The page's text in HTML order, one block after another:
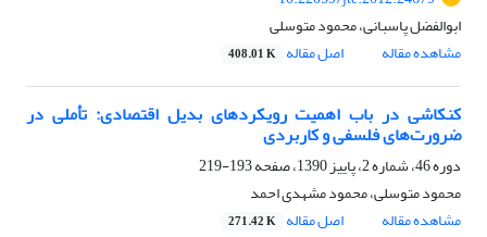
ابوالفضل پاسبانی، محمود متوسلی
مشاهده مقاله
اصل مقاله 408.01 K
کنکاشی در باب اهمیت رویکردهای بدیل اقتصادی: تأملی در
ضرورت‌های فلسفی و کاربردی
دوره 46، شماره 2، پاییز 1390، صفحه
193-219
محمود متوسلی، محمود مشهدی احمد
مشاهده مقاله
اصل مقاله 271.42 K